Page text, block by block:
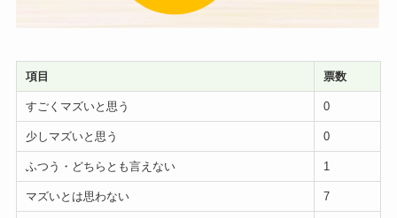
項目 票数
すごくマズいと思う 0
少しマズいと思う 0
ふつう・どちらとも言えない 1
マズいとは思わない 7